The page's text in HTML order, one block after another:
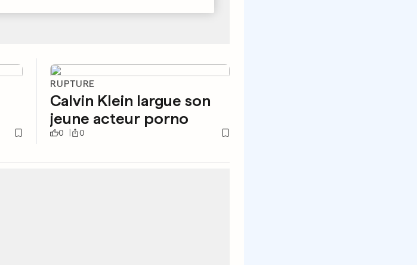
RUPTURE
Calvin Klein largue son
jeune acteur porno
0 0